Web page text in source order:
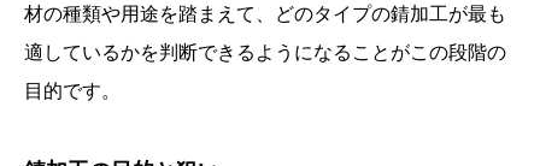
材の種類や用途を踏まえて、どのタイプの錆加工が最も
適しているかを判断できるようになることがこの段階の
目的です。